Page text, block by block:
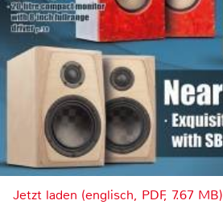
Jetzt laden (englisch, PDF, 7.67 MB)